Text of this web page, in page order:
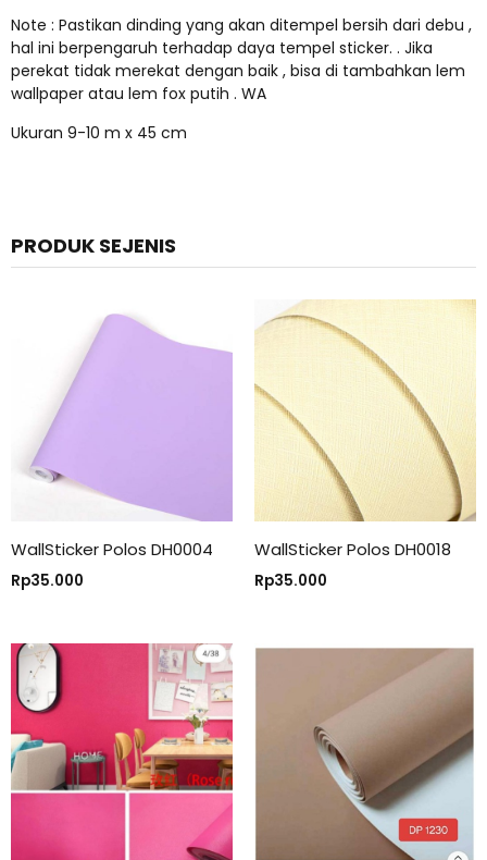
Note : Pastikan dinding yang akan ditempel bersih dari debu ,
hal ini berpengaruh terhadap daya tempel sticker. . Jika
perekat tidak merekat dengan baik , bisa di tambahkan lem
wallpaper atau lem fox putih . WA
Ukuran 9-10 m x 45 cm
PRODUK SEJENIS
WallSticker Polos DH0004
Rp35.000
WallSticker Polos DH0018
Rp35.000